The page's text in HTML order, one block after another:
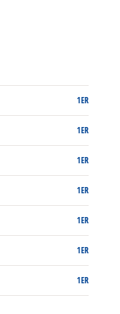
1ER
1ER
1ER
1ER
1ER
1ER
1ER